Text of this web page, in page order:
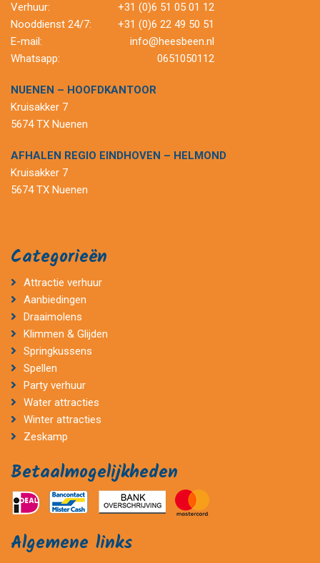
Verhuur:
+31 (0)6 51 05 01 12
Nooddienst 24/7:
+31 (0)6 22 49 50 51
E-mail:
info@heesbeen.nl
Whatsapp:
0651050112
NUENEN – HOOFDKANTOOR
Kruisakker 7
5674 TX Nuenen
AFHALEN REGIO EINDHOVEN – HELMOND
Kruisakker 7
5674 TX Nuenen
Categorieën
Attractie verhuur
Aanbiedingen
Draaimolens
Klimmen & Glijden
Springkussens
Spellen
Party verhuur
Water attracties
Winter attracties
Zeskamp
Betaalmogelijkheden
Algemene links